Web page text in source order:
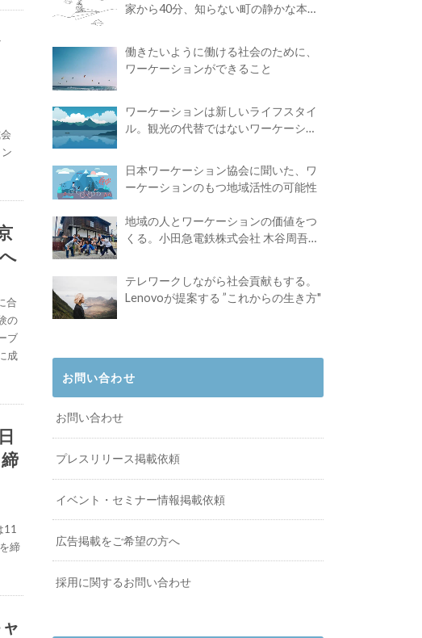
合
の
ブ
成
11
締
家から40分、知らない町の静かな本屋
働きたいように働ける社会のために、
ワーケーションができること
ワーケーションは新しいライフスタイ
ル。観光の代替ではないワーケーショ
日本ワーケーション協会に聞いた、ワ
ーケーションのもつ地域活性の可能性
地域の人とワーケーションの価値をつ
くる。小田急電鉄株式会社 木谷周吾さ
テレワークしながら社会貢献もする。
Lenovoが提案する ”これからの生き方"
お問い合わせ
お問い合わせ
プレスリリース掲載依頼
イベント・セミナー情報掲載依頼
広告掲載をご希望の方へ
採用に関するお問い合わせ